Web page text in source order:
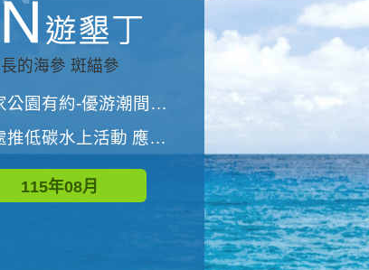
園有約-優游潮間探險者
水上活動 應屆畢業生限額免費參加
115年08月
世界地球清潔日 墾管處辦理「2026年墾丁國家公園沙灘淨灘活動
115年09月